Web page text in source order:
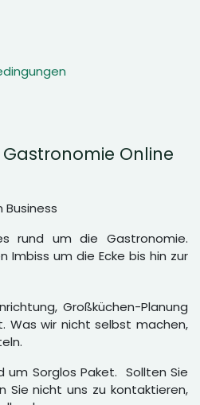
Online
Business
rund um die Gastronomie.
Imbiss um die Ecke bis hin zur
Großküchen-Planung
Was wir nicht selbst machen,
um Sorglos Paket. Sollten Sie
Sie nicht uns zu kontaktieren,